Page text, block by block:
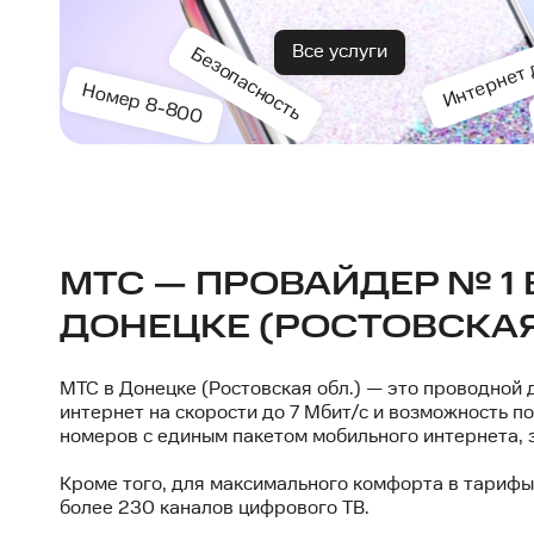
Безопасность
Номер 8-800
Все услуги
МТС — ПРОВАЙДЕР № 1
ДОНЕЦКЕ
МТС в Донецке (Ростовская обл.) — это проводной
интернет на скорости до 7 Мбит/с и возможность
номеров с единым пакетом мобильного интернета,
Кроме того, для максимального комфорта в
более 230 каналов цифрового ТВ.